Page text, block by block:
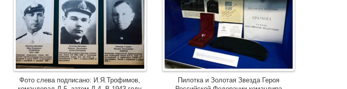
Фото слева подписано: И.Я.Трофимов,
Пилотка и Золотая Звезда Героя